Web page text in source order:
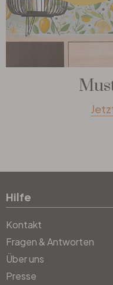
Hilfe
Kontakt
Fragen & Antworten
Über uns
Presse